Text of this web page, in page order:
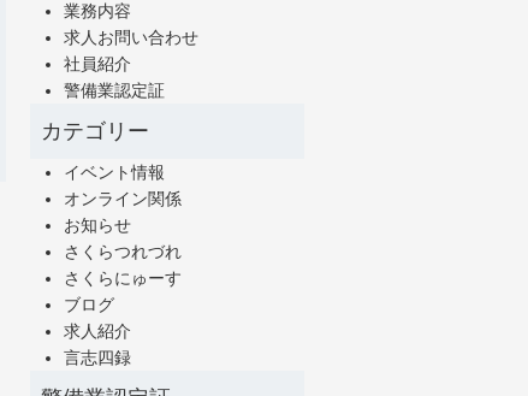
業務内容
求人お問い合わせ
社員紹介
警備業認定証
カテゴリー
イベント情報
オンライン関係
お知らせ
さくらつれづれ
さくらにゅーす
ブログ
求人紹介
言志四録